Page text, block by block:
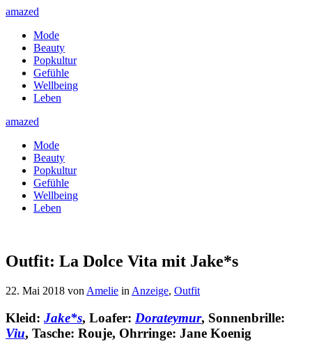
amazed
Mode
Beauty
Popkultur
Gefühle
Wellbeing
Leben
amazed
Mode
Beauty
Popkultur
Gefühle
Wellbeing
Leben
Outfit: La Dolce Vita mit Jake*s
22. Mai 2018 von Amelie in Anzeige, Outfit
Kleid: Jake*s, Loafer: Dorateymur, Sonnenbrille:
Viu, Tasche: Rouje, Ohrringe: Jane Koenig